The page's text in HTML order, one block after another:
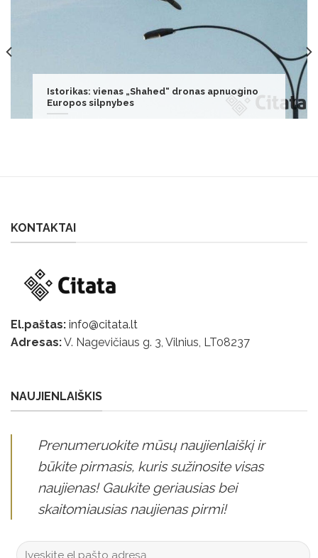
Kauno oro uoste siautėjusiai Jolantai
Naruševičiūtei – liūdnos žinios: štai kas jai
gresia
KONTAKTAI
El.paštas: info@citata.lt
Adresas:V. Nagevičiaus g. 3, Vilnius, LT08237
NAUJIENLAIŠKIS
Prenumeruokite mūsų naujienlaiškį ir
būkite pirmasis, kuris sužinosite visas
naujienas! Gaukite geriausias bei
skaitomiausias naujienas pirmi!